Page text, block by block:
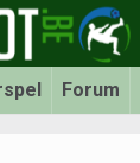
Forum